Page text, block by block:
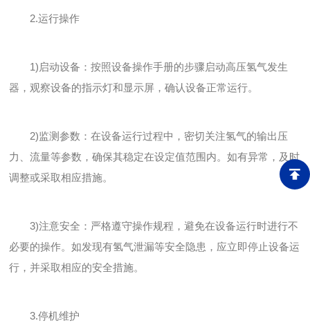
2.运行操作
1)启动设备：按照设备操作手册的步骤启动高压氢气发生
器，观察设备的指示灯和显示屏，确认设备正常运行。
2)监测参数：在设备运行过程中，密切关注氢气的输出压
力、流量等参数，确保其稳定在设定值范围内。如有异常，及时
调整或采取相应措施。
3)注意安全：严格遵守操作规程，避免在设备运行时进行不
必要的操作。如发现有氢气泄漏等安全隐患，应立即停止设备运
行，并采取相应的安全措施。
3.停机维护